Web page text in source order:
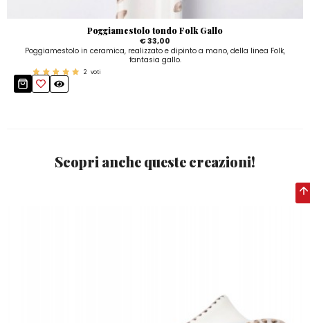
Poggiamestolo tondo Folk Gallo
€ 33,00
Poggiamestolo in ceramica, realizzato e dipinto a mano, della linea Folk,
fantasia gallo.
2 voti
Scopri anche queste creazioni!